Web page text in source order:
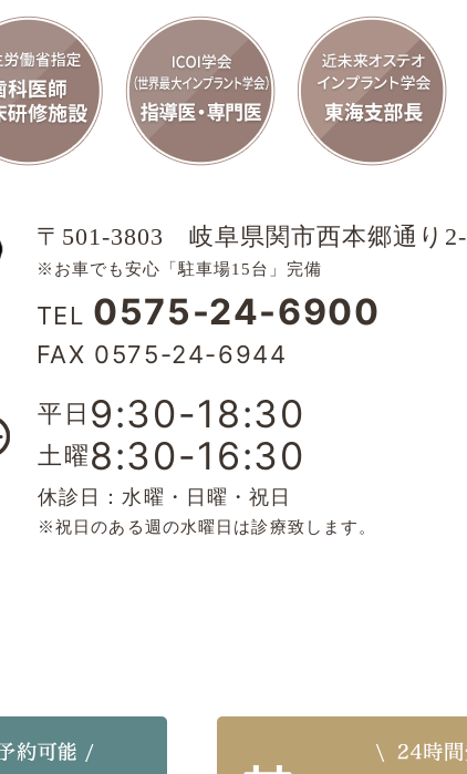
〒501-3803 岐阜県関市西本郷通り
※お車でも安心「駐車場15台」完備
TEL 0575-24-6900
FAX 0575-24-6944
平日 9:30-18:30
土曜8:30-16:30
休診日：水曜・日曜・祝日
※祝日のある週の水曜日は診療致します。